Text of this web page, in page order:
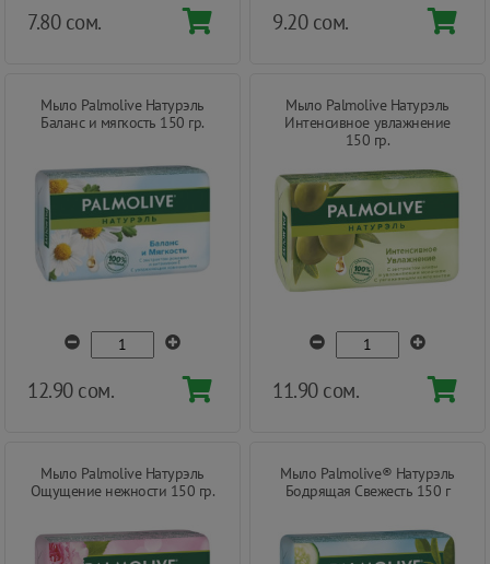
7.80 сом. 9.20 сом.
Мыло Palmolive Натурэль
Баланс и мягкость 150 гр.
12.90 сом.
Мыло Palmolive Натурэль
Интенсивное увлажнение
150 гр.
11.90 сом.
Мыло Palmolive Натурэль
Ощущение нежности 150 гр.
Мыло Palmolive® Натурэль
Бодрящая Свежесть 150 г